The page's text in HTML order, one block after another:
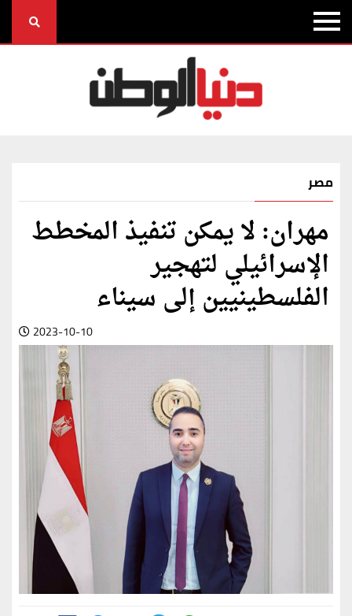
مصر
مهران: لا يمكن تنفيذ المخطط
الإسرائيلي لتهجير
الفلسطينيين إلى سيناء
2023-10-10